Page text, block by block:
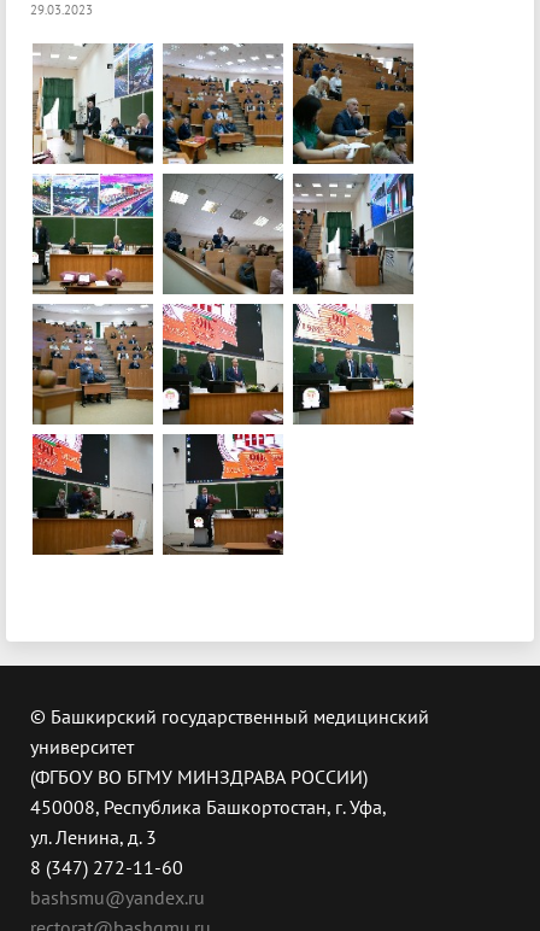
29.03.2023
© Башкирский государственный медицинский
университет
(ФГБОУ ВО БГМУ МИНЗДРАВА РОССИИ)
450008, Республика Башкортостан, г. Уфа,
ул. Ленина, д. 3
8 (347) 272-11-60
bashsmu@yandex.ru